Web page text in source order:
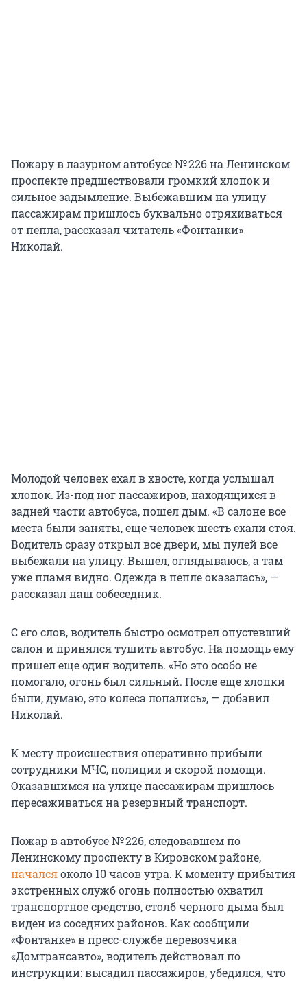
Пожару в лазурном автобусе № 226 на Ленинском
проспекте предшествовали громкий хлопок и
сильное задымление. Выбежавшим на улицу
пассажирам пришлось буквально отряхиваться
от пепла, рассказал читатель «Фонтанки»
Николай.
Молодой человек ехал в хвосте, когда услышал
хлопок. Из-под ног пассажиров, находящихся в
задней части автобуса, пошел дым. «В салоне все
места были заняты, еще человек шесть ехали стоя.
Водитель сразу открыл все двери, мы пулей все
выбежали на улицу. Вышел, оглядываюсь, а там
уже пламя видно. Одежда в пепле оказалась», —
рассказал наш собеседник.
С его слов, водитель быстро осмотрел опустевший
салон и принялся тушить автобус. На помощь ему
пришел еще один водитель. «Но это особо не
помогало, огонь был сильный. После еще хлопки
были, думаю, это колеса лопались», — добавил
Николай.
К месту происшествия оперативно прибыли
сотрудники МЧС, полиции и скорой помощи.
Оказавшимся на улице пассажирам пришлось
пересаживаться на резервный транспорт.
Пожар в автобусе № 226, следовавшем по
Ленинскому проспекту в Кировском районе,
началсяоколо 10 часов утра. К моменту прибытия
экстренных служб огонь полностью охватил
транспортное средство, столб черного дыма был
виден из соседних районов. Как сообщили
«Фонтанке» в пресс-службе перевозчика
«Домтрансавто», водитель действовал по
инструкции: высадил пассажиров, убедился, что